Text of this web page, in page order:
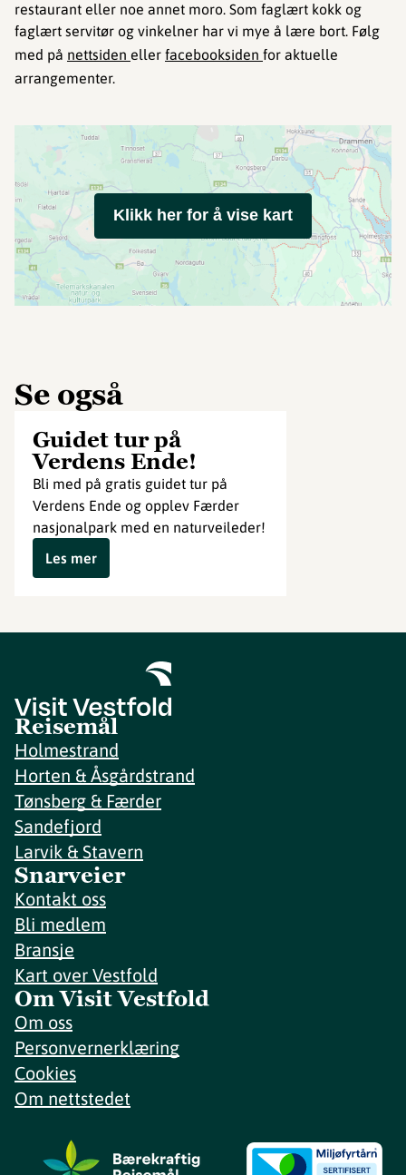
restaurant eller noe annet moro. Som faglært kokk og
faglært servitør og vinkelner har vi mye å lære bort. Følg
med på nettsiden eller facebooksiden for aktuelle
arrangementer.
Klikk her for å vise kart
Se også
Guidet tur på
Verdens Ende!
Bli med på gratis guidet tur på
Verdens Ende og opplev Færder
nasjonalpark med en naturveileder!
Les mer
Reisemål
Holmestrand
Horten & Åsgårdstrand
Tønsberg & Færder
Sandefjord
Larvik & Stavern
Snarveier
Kontakt oss
Bli medlem
Bransje
Kart over Vestfold
Om Visit Vestfold
Om oss
Personvernerklæring
Cookies
Om nettstedet